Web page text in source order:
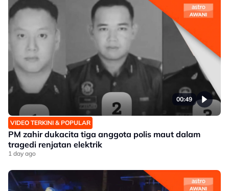
00:49
VIDEO TERKINI & POPULAR
PM zahir dukacita tiga anggota polis maut dalam
tragedi renjatan elektrik
1 day ago